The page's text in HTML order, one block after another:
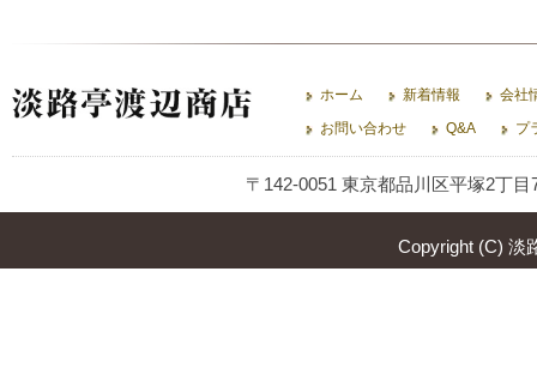
ホーム 新着情報
会社
お問い合わせ
Q&A プ
〒142-0051 東京都品川区平塚2丁
Copyright (C) 淡